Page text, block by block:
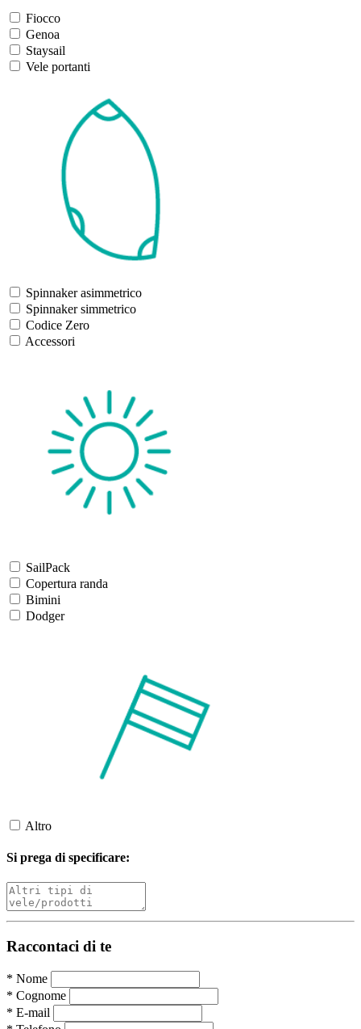
Fiocco
Genoa
Staysail
Vele portanti
Spinnaker asimmetrico
Spinnaker simmetrico
Codice Zero
Accessori
SailPack
Copertura randa
Bimini
Dodger
Altro
Si prega di specificare:
Raccontaci di te
* Nome
* Cognome
* E-mail